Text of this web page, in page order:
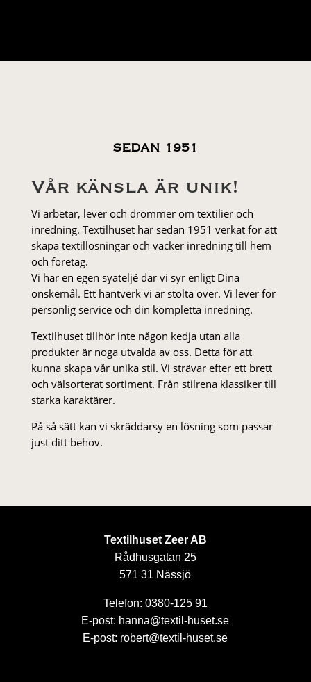
SEDAN 1951
Vår känsla är unik!
Vi arbetar, lever och drömmer om textilier och
inredning. Textilhuset har sedan 1951 verkat för att
skapa textillösningar och vacker inredning till hem
och företag.
Vi har en egen syateljé där vi syr enligt Dina
önskemål. Ett hantverk vi är stolta över. Vi lever för
personlig service och din kompletta inredning.
Textilhuset tillhör inte någon kedja utan alla
produkter är noga utvalda av oss. Detta för att
kunna skapa vår unika stil. Vi strä­var efter ett brett
och välsorterat sor­ti­ment. Från stil­rena klas­siker till
starka karaktärer.
På så sätt kan vi skräddarsy en lösning som passar
just ditt behov.
Textilhuset Zeer AB
Rådhusgatan 25
571 31 Nässjö
Telefon: 0380-125 91
E-post: hanna@textil-huset.se
E-post: robert@textil-huset.se